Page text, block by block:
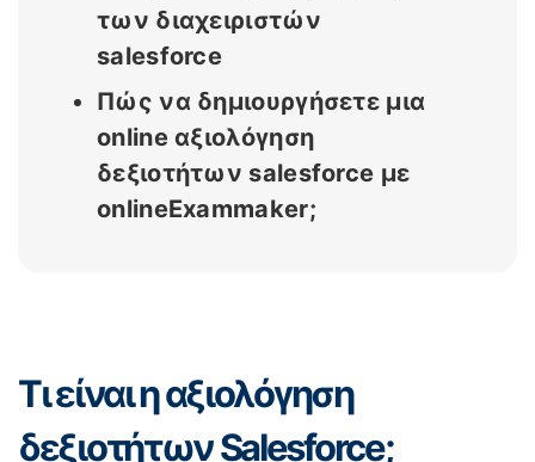
των διαχειριστών
salesforce
Πώς να δημιουργήσετε μια
online αξιολόγηση
δεξιοτήτων salesforce με
onlineExammaker;
Τι είναι η αξιολόγηση
δεξιοτήτων Salesforce;